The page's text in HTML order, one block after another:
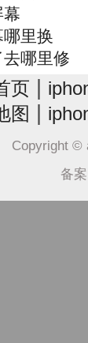
里换
哪里修
页
图
Copyright ©
备